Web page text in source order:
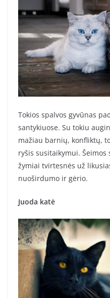
Tokios spalvos gyvūnas
santykiuose. Su tokiu
mažiau barnių, konfliktų,
ryšis susitaikymui. Šeimos
žymiai tvirtesnės už
nuoširdumo ir gėrio.
Juoda katė